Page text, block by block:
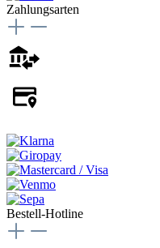
Zahlungsarten
Bestell-Hotline